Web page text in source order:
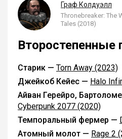
Граф Колдуэлл
Thronebreaker: The
Tales (2018)
Второстепенные
Старик — Torn Away (2023)
Джейкоб Кейес — Halo
Айван Герейро,
Cyberpunk 2077 (2020)
Темпоральный фермер —
Атомный молот — Rage 2